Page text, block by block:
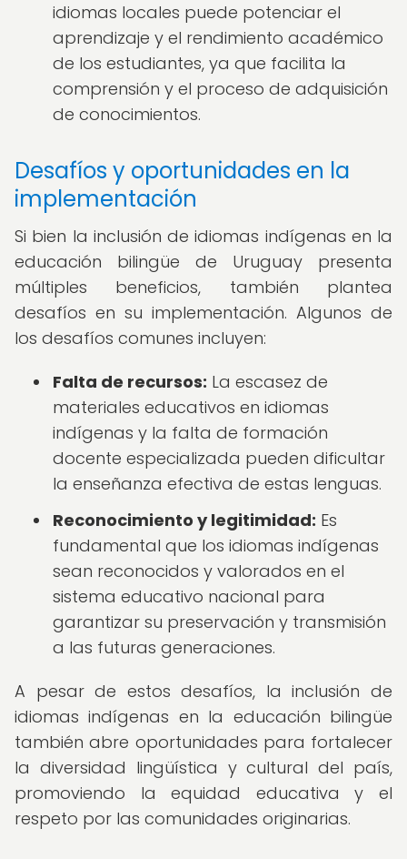
idiomas locales puede potenciar el
aprendizaje y el rendimiento académico
de los estudiantes, ya que facilita la
comprensión y el proceso de adquisición
de conocimientos.
Desafíos y oportunidades en la
implementación
Si bien la inclusión de idiomas indígenas en la
educación bilingüe de Uruguay presenta
múltiples beneficios, también plantea
desafíos en su implementación. Algunos de
los desafíos comunes incluyen:
Falta de recursos: La escasez de
materiales educativos en idiomas
indígenas y la falta de formación
docente especializada pueden dificultar
la enseñanza efectiva de estas lenguas.
Reconocimiento y legitimidad: Es
fundamental que los idiomas indígenas
sean reconocidos y valorados en el
sistema educativo nacional para
garantizar su preservación y transmisión
a las futuras generaciones.
A pesar de estos desafíos, la inclusión de
idiomas indígenas en la educación bilingüe
también abre oportunidades para fortalecer
la diversidad lingüística y cultural del país,
promoviendo la equidad educativa y el
respeto por las comunidades originarias.